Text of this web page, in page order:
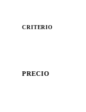
CRITERIO
PRECIO